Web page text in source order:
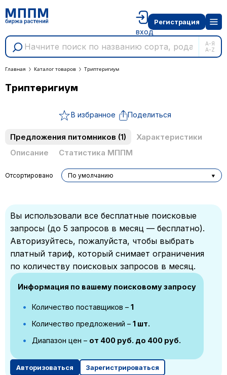
А-Я
A-Z
вход
Регистрация
Главная Каталог товаров Триптеригиум
Триптеригиум
В избранное Поделиться
Предложения питомников (1)
Характеристики
Описание
Статистика МППМ
Отсортировано По умолчанию
Вы использовали все бесплатные поисковые
запросы (до 5 запросов в месяц — бесплатно).
Авторизуйтесь, пожалуйста, чтобы выбрать
платный тариф, который снимает ограничения
по количеству поисковых запросов в месяц.
Информация по вашему поисковому запросу
Количество поставщиков – 1
Количество предложений – 1 шт.
Диапазон цен – от 400 руб. до 400 руб.
Авторизоваться Зарегистрироваться